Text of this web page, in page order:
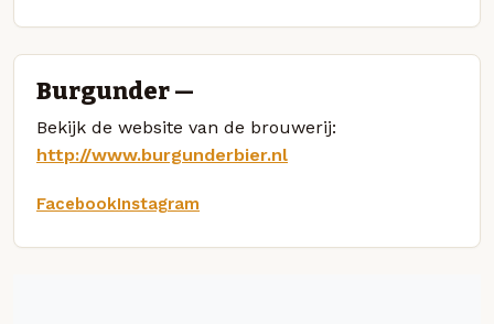
Burgunder —
Bekijk de website van de brouwerij:
http://www.burgunderbier.nl
FacebookInstagram